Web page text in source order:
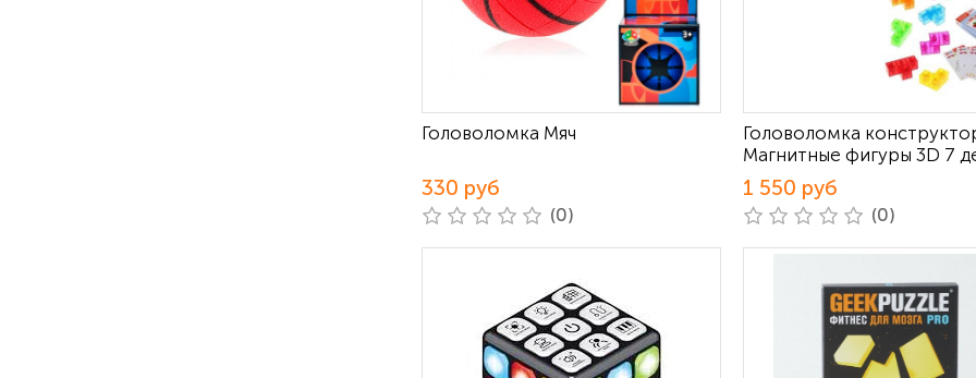
Головоломка Мяч
330 руб
(0)
Головоломка
Магнитные фигуры 3D 7
1 550 руб
(0)